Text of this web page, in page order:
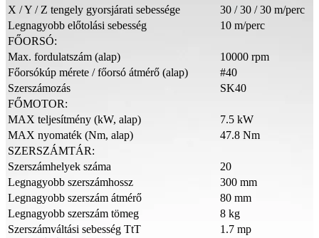
X / Y / Z tengely gyorsjárati sebessége
30 / 30 / 30 m/perc
Legnagyobb előtolási sebesség
10 m/perc
FŐORSÓ:
Max. fordulatszám (alap)
10000 rpm
Főorsókúp mérete / főorsó átmérő (alap)
#40
Szerszámozás
SK40
FŐMOTOR:
MAX teljesítmény (kW, alap)
7.5 kW
MAX nyomaték (Nm, alap)
47.8 Nm
SZERSZÁMTÁR:
Szerszámhelyek száma
20
Legnagyobb szerszámhossz
300 mm
Legnagyobb szerszám átmérő
80 mm
Legnagyobb szerszám tömeg
8 kg
Szerszámváltási sebesség TtT
1.7 mp